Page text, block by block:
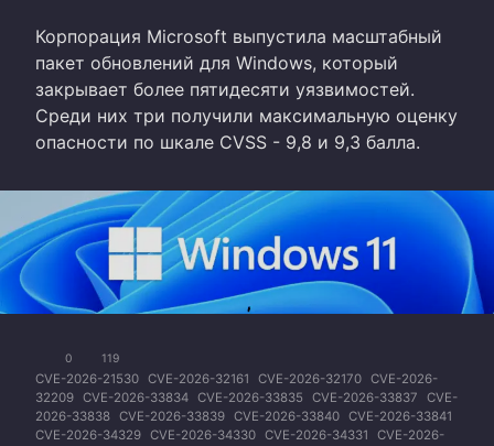
Корпорация Microsoft выпустила масштабный
пакет обновлений для Windows, который
закрывает более пятидесяти уязвимостей.
Среди них три получили максимальную оценку
опасности по шкале CVSS - 9,8 и 9,3 балла.
0 119
CVE-2026-21530 CVE-2026-32161 CVE-2026-32170 CVE-2026-
32209 CVE-2026-33834 CVE-2026-33835 CVE-2026-33837
CVE-
2026-33838 CVE-2026-33839 CVE-2026-33840 CVE-2026-33841
CVE-2026-34329 CVE-2026-34330 CVE-2026-34331
CVE-2026-